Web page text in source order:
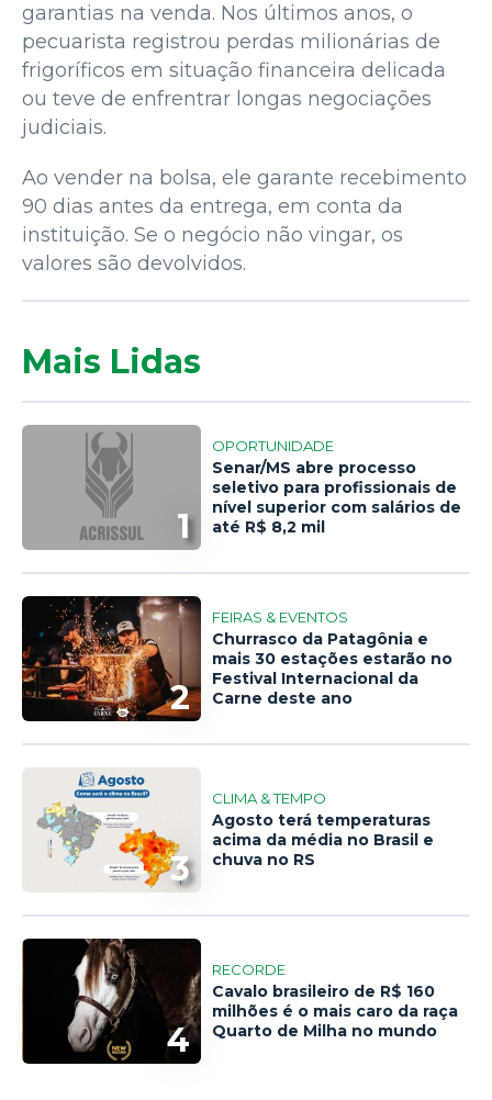
garantias na venda. Nos últimos anos, o
pecuarista registrou perdas milionárias de
frigoríficos em situação financeira delicada
ou teve de enfrentrar longas negociações
judiciais.
Ao vender na bolsa, ele garante recebimento
90 dias antes da entrega, em conta da
instituição. Se o negócio não vingar, os
valores são devolvidos.
Mais Lidas
1
OPORTUNIDADE
Senar/MS abre processo
seletivo para profissionais de
nível superior com salários de
até R$ 8,2 mil
2
FEIRAS & EVENTOS
Churrasco da Patagônia e
mais 30 estações estarão no
Festival Internacional da
Carne deste ano
3
CLIMA & TEMPO
Agosto terá temperaturas
acima da média no Brasil e
chuva no RS
4
RECORDE
Cavalo brasileiro de R$ 160
milhões é o mais caro da raça
Quarto de Milha no mundo